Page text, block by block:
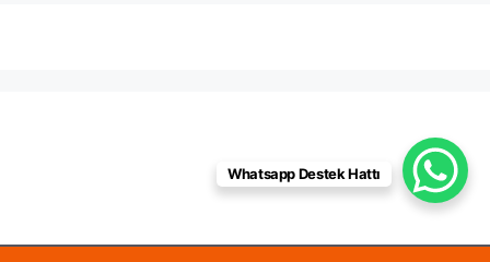
Whatsapp Destek Hattı